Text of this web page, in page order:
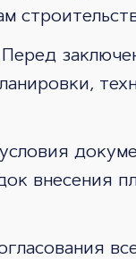
внесения